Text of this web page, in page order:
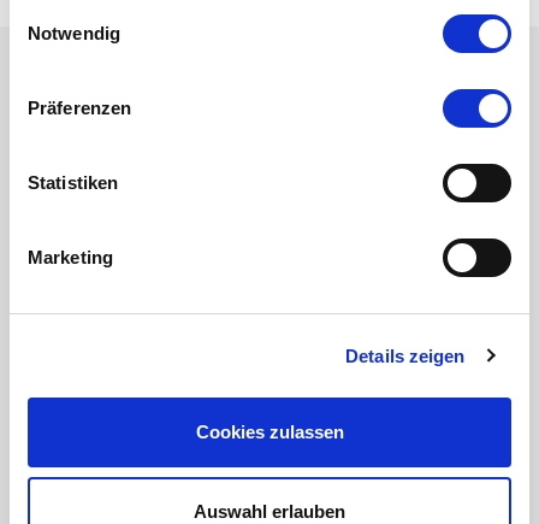
Notwendig
Präferenzen
Statistiken
Marketing
Details zeigen
Cookies zulassen
Auswahl erlauben
MASERATI ROADSHOW -